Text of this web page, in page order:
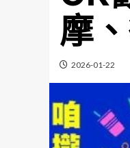
摩
2026-01-22